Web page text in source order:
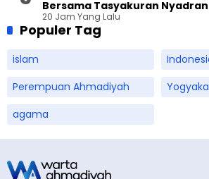
Bersama Tasyakuran
20 Jam Yang Lalu
Populer Tag
islam
Perempuan Ahmadiyah
agama